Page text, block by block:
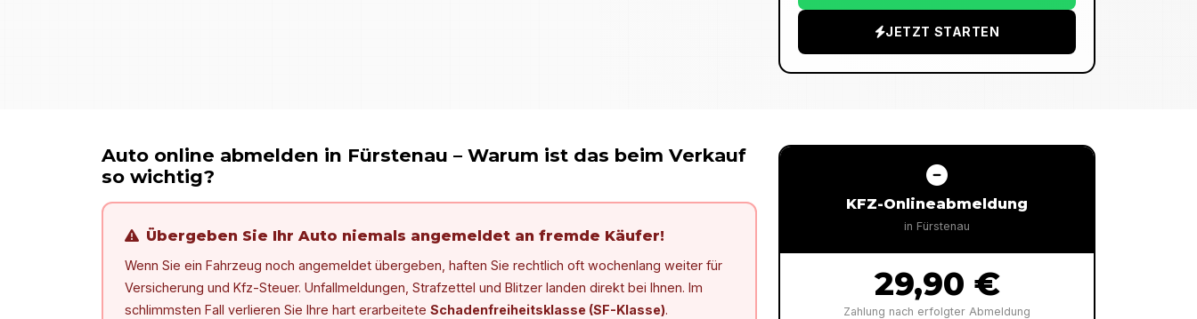
JETZT STARTEN
Auto online abmelden in Fürstenau – Warum ist das beim Verkauf
so wichtig?
Übergeben Sie Ihr Auto niemals angemeldet an fremde Käufer!
Wenn Sie ein Fahrzeug noch angemeldet übergeben, haften Sie rechtlich oft wochenlang weiter für
Versicherung und Kfz-Steuer. Unfallmeldungen, Strafzettel und Blitzer landen direkt bei Ihnen. Im
schlimmsten Fall verlieren Sie Ihre hart erarbeitete Schadenfreiheitsklasse (SF-Klasse).
KFZ-Onlineabmeldung
in Fürstenau
29,90 €
Zahlung nach erfolgter Abmeldung